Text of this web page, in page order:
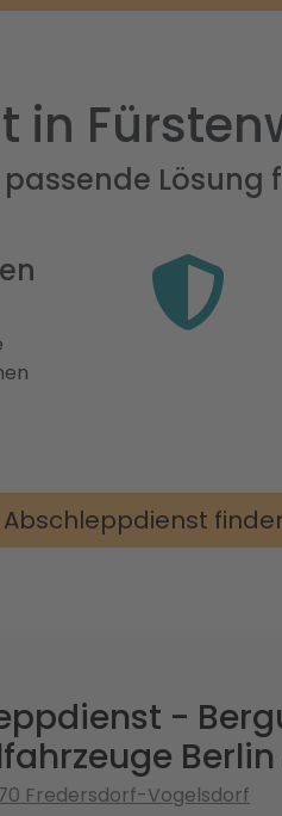
in
Lösung
-
Fredersdorf-Vogelsdorf